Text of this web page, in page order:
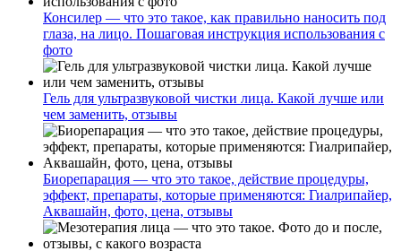
Консилер — что это такое, как правильно наносить под
глаза, на лицо. Пошаговая инструкция использования с
фото
Гель для ультразвуковой чистки лица. Какой лучше или
чем заменить, отзывы
Биорепарация — что это такое, действие процедуры,
эффект, препараты, которые применяются: Гиалрипайер,
Аквашайн, фото, цена, отзывы